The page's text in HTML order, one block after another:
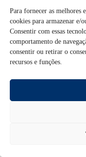
Para fornecer as melhores
cookies para armazenar e/
Consentir com essas
comportamento de
consentir ou retirar o
recursos e funções.